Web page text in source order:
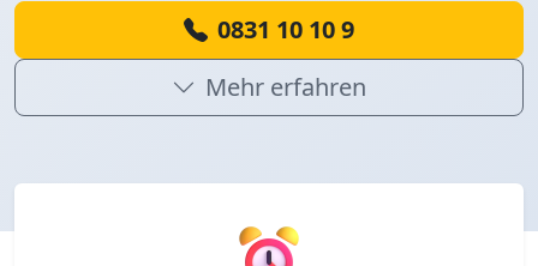
0831 10 10 9
Mehr erfahren